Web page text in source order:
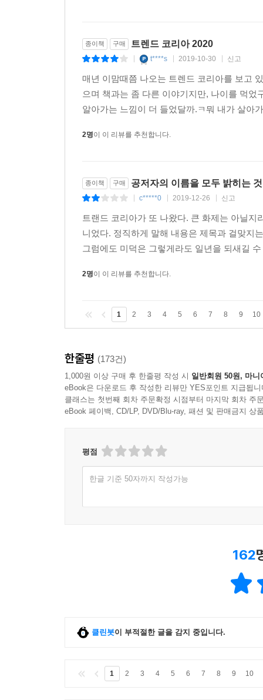
- 관련 인프라의 증가
호캉스
- 근무 제도의 유연화
- 휴식에 집중하는 단기여행 선호
종이책 구매 트렌드 코리아 2020
t****s 2019-10-30 신고
매년 이맘때쯤 나오는 트렌드 코리아를 보고
으며 책과는 좀 다른 이야기지만, 나이를 먹
알아가는 느낌이 더 들었달까.ㅋ뭐 내가 살아
2명이 이 리뷰를 추천합니다.
종이책 구매 공저자의 이름을 모두 밝히는
c*****0 2019-12-26 신고
트랜드 코리아가 또 나왔다. 큰 화제는 아닐
니었다. 정직하게 말해 내용은 제목과 걸맞지
그럼에도 미덕은 그렇게라도 일년을 되새길
2명이 이 리뷰를 추천합니다.
1 2 3 4 5 6 7 8 9 10
한줄평 (173건)
1,000원 이상 구매 후 한줄평 작성 시 일반회원 50원, 마니
eBook은 다운로드 후 작성한 리뷰만 YES포인트 지급됩니
클래스는 첫번째 회차 주문확정 시점부터 마지막 회차 주
eBook 페이백, CD/LP, DVD/Blu-ray, 패션 및 판매금지 상
평점
한글 기준 50자까지 작성가능
162
클린봇이 부적절한 글을 감지 중입니다.
1 2 3 4 5 6 7 8 9 10